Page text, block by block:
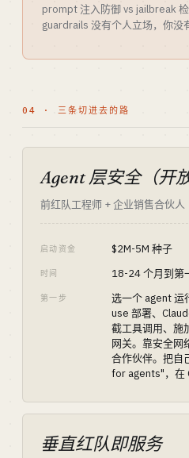
prompt 注入防御 vs jailbreak
guardrails 没有个人立场，你没
04 · 三条切进去的路
Agent 层安全（开
前红队工程师 + 企业销售合伙人
启动资金 $2M-5M 种子
时间 18-24 个月到第
第一步
选一个 agent 运
use 部署、
截工具调用、施
网关。靠安全网
合作伙伴。把自
for agents"，在
垂直红队即服务